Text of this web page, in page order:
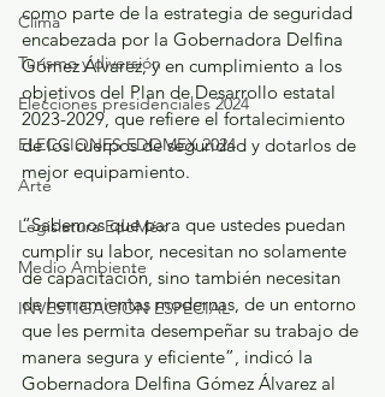
Clima
Turismo y diversión
Elecciones presidenciales 2024
ELECCIONES EDOMEX 2024
Arte
Legislatura EdoMéx
Medio Ambiente
INVESTIGACIÓN ESPECIAL
como parte de la estrategia de seguridad
encabezada por la Gobernadora Delfina
Gómez Álvarez, y en cumplimiento a los
objetivos del Plan de Desarrollo estatal
2023-2029, que refiere el fortalecimiento
de los cuerpos de seguridad y dotarlos de
mejor equipamiento.
“Sabemos que para que ustedes puedan
cumplir su labor, necesitan no solamente
de capacitación, sino también necesitan
de herramientas modernas, de un entorno
que les permita desempeñar su trabajo de
manera segura y eficiente”, indicó la
Gobernadora Delfina Gómez Álvarez al